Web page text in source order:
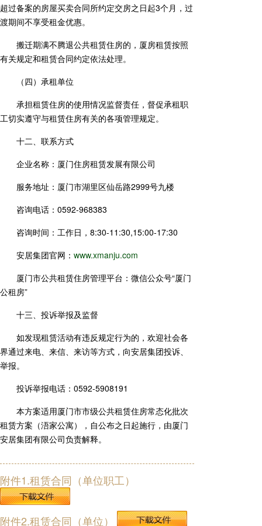
超过备案的房屋买卖合同所约定交房之日起3个月，过
渡期间不享受租金优惠。
搬迁期满不腾退公共租赁住房的，厦房租赁按照
有关规定和租赁合同约定依法处理。
（四）承租单位
承担租赁住房的使用情况监督责任，督促承租职
工切实遵守与租赁住房有关的各项管理规定。
十二、联系方式
企业名称：厦门住房租赁发展有限公司
服务地址：厦门市湖里区仙岳路2999号九楼
咨询电话：0592-968383
咨询时间：工作日，8:30-11:30,15:00-17:30
安居集团官网： www.xmanju.com
厦门市公共租赁住房管理平台：微信公众号“厦门
公租房”
十三、投诉举报及监督
如发现租赁活动有违反规定行为的，欢迎社会各
界通过来电、来信、来访等方式，向安居集团投诉、
举报。
投诉举报电话：0592-5908191
本方案适用厦门市市级公共租赁住房常态化批次
租赁方案（浯家公寓），自公布之日起施行，由厦门
安居集团有限公司负责解释。
附件1.租赁合同（单位职工）
附件2.租赁合同（单位）